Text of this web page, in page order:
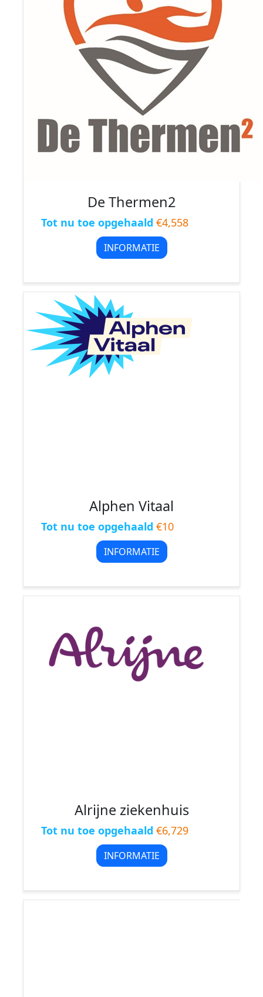
De Thermen2
Tot nu toe opgehaald €4,558
INFORMATIE
Alphen Vitaal
Tot nu toe opgehaald €10
INFORMATIE
Alrijne ziekenhuis
Tot nu toe opgehaald €6,729
INFORMATIE